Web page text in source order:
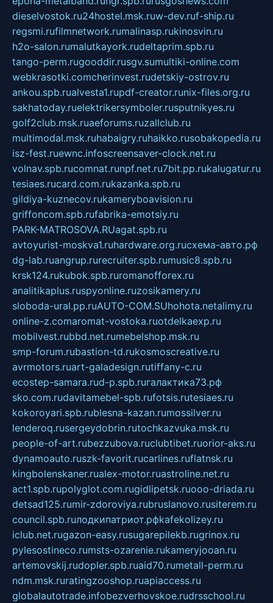
dieselvostok.ru24hostel.msk.ruw-dev.ruf-ship.ru
regsmi.rufilmnetwork.rumalinasp.rukinosvin.ru
h2o-salon.rumalutkayork.rudeltaprim.spb.ru
tango-perm.rugooddir.rusgv.sumultiki-online.com
webkrasotki.comcherinvest.rudetskiy-ostrov.ru
ankou.spb.rualvesta1.rupdf-creator.runix-files.org.ru
sakhatoday.ruelektrikersymboler.rusputnikyes.ru
golf2club.msk.ruaeforums.ruzallclub.ru
multimodal.msk.ruhabaigry.ruhaikko.rusobakopedia.ru
isz-fest.ruewnc.infoscreensaver-clock.net.ru
volnav.spb.rucomnat.runpf.net.ru7bit.pp.rukalugatur.ru
tesiaes.rucard.com.rukazanka.spb.ru
gildiya-kuznecov.rukameryboavision.ru
griffoncom.spb.rufabrika-emotsiy.ru
PARK-MATROSOVA.RUagat.spb.ru
avtoyurist-moskva1.ruhardware.org.ruсхема-авто.рф
dg-lab.ruangrup.rurecruiter.spb.rumusic8.spb.ru
krsk124.rukubok.spb.ruromanofforex.ru
analitikaplus.ruspyonline.ruzosikamery.ru
sloboda-ural.pp.ruAUTO-COM.SUhohota.netalimy.ru
online-z.comaromat-vostoka.ruotdelkaexp.ru
mobilvest.rubbd.net.rumebelshop.msk.ru
smp-forum.rubastion-td.rukosmoscreative.ru
avrmotors.ruart-galadesign.rutiffany-c.ru
ecostep-samara.rud-p.spb.ruгалактика73.рф
sko.com.rudavitamebel-spb.rufotsis.rutesiaes.ru
kokoroyari.spb.rublesna-kazan.rumossilver.ru
lenderoq.rusergeydobrin.rutochkazvuka.msk.ru
people-of-art.rubezzubova.ruclubtibet.ruorior-aks.ru
dynamoauto.ruszk-favorit.rucarlines.ruflatnsk.ru
kingbolenskaner.rualex-motor.ruastroline.net.ru
act1.spb.rupolyglot.com.rugidlipetsk.ruooo-driada.ru
detsad125.rumir-zdoroviya.rubruslanovo.rusiterem.ru
council.spb.ruлодкипатриот.рфkafekolizey.ru
iclub.net.rugazon-easy.rusugarepilekb.rugrinox.ru
pylesostineco.rumsts-ozarenie.rukameryjooan.ru
artemovskij.rudopler.spb.ruaid70.rumetall-perm.ru
ndm.msk.ruratingzooshop.ruapiaccess.ru
globalautotrade.infobezverhovskoe.rudrsschool.ru